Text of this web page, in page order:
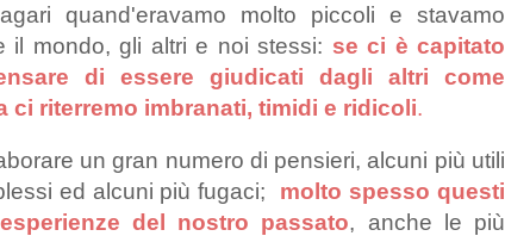
quand'eravamo molto piccoli e stavamo
il mondo, gli altri e noi stessi: se ci è capitato
di essere giudicati dagli altri come
ci riterremo imbranati, timidi e ridicoli.
un gran numero di pensieri, alcuni più utili
ed alcuni più fugaci; molto spesso questi
del nostro passato, anche le più